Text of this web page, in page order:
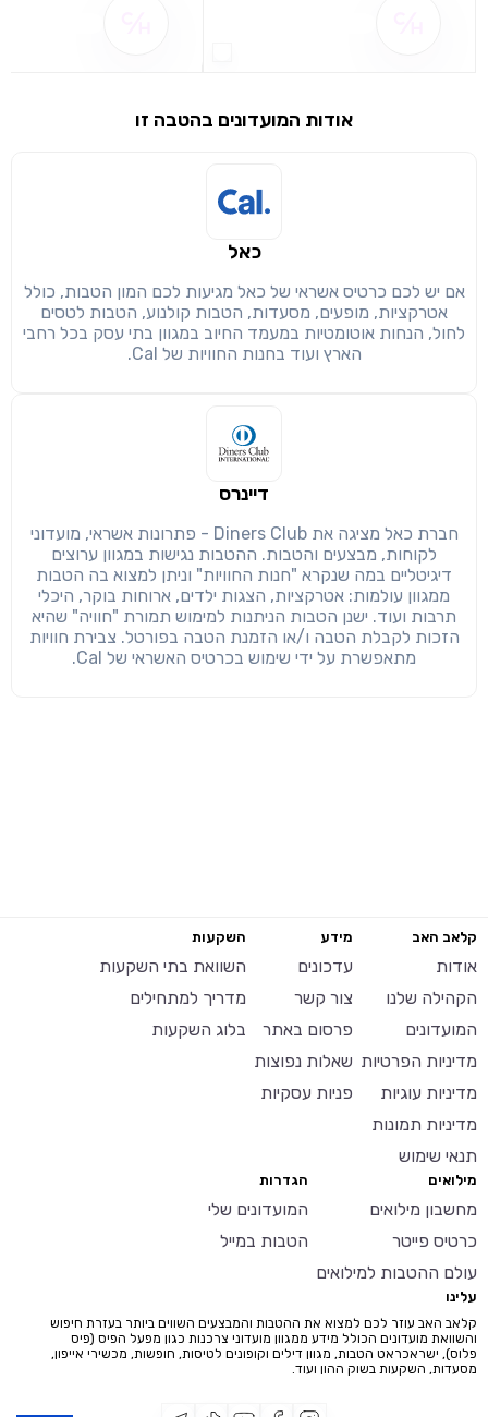
שימו לב!
אודות המועדונים בהטבה זו
כאל
אם יש לכם כרטיס אשראי של כאל מגיעות לכם המון הטבות, כולל
אטרקציות, מופעים, מסעדות, הטבות קולנוע, הטבות לטסים
לחול, הנחות אוטומטיות במעמד החיוב במגוון בתי עסק בכל רחבי
הארץ ועוד בחנות החוויות של Cal.
דיינרס
חברת כאל מציגה את Diners Club - פתרונות אשראי, מועדוני
לקוחות, מבצעים והטבות. ההטבות נגישות במגוון ערוצים
דיגיטליים במה שנקרא "חנות החוויות" וניתן למצוא בה הטבות
ממגוון עולמות: אטרקציות, הצגות ילדים, ארוחות בוקר, היכלי
תרבות ועוד. ישנן הטבות הניתנות למימוש תמורת "חוויה" שהיא
הזכות לקבלת הטבה ו/או הזמנת הטבה בפורטל. צבירת חוויות
מתאפשרת על ידי שימוש בכרטיס האשראי של Cal.
קלאב האב
אודות
הקהילה שלנו
המועדונים
מדיניות הפרטיות
מדיניות עוגיות
מדיניות תמונות
תנאי שימוש
מידע
עדכונים
צור קשר
פרסום באתר
שאלות נפוצות
פניות עסקיות
השקעות
השוואת בתי השקעות
מדריך למתחילים
בלוג השקעות
מילואים
מחשבון מילואים
כרטיס פייטר
עולם ההטבות למילואים
הגדרות
המועדונים שלי
הטבות במייל
עלינו
קלאב האב עוזר לכם למצוא את ההטבות והמבצעים השווים ביותר בעזרת חיפוש
והשוואת מועדונים הכולל מידע ממגוון מועדוני צרכנות כגון מפעל הפיס (פיס
פלוס), ישראכראט הטבות, מגוון דילים וקופונים לטיסות, חופשות, מכשירי אייפון,
מסעדות, השקעות בשוק ההון ועוד.